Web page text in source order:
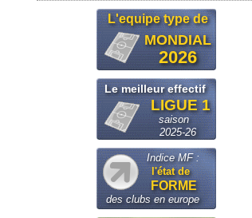
L'equipe type de
MONDIAL
2026
Le meilleur effectif
LIGUE 1
saison
2025-26
Indice MF :
l'état de
FORME
des clubs en europe